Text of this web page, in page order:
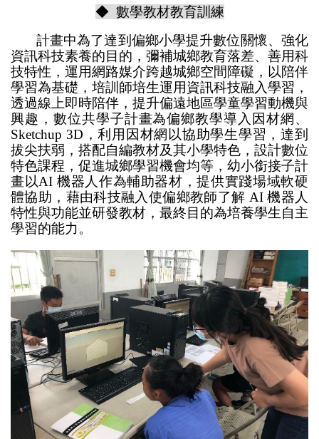
◆ 數學教材教育訓練
計畫中為了達到偏鄉小學提升數位關懷、強化
資訊科技素養的目的，彌補城鄉教育落差、善用科
技特性，運用網路媒介跨越城鄉空間障礙，以陪伴
學習為基礎，培訓師培生運用資訊科技融入學習，
透過線上即時陪伴，提升偏遠地區學童學習動機與
興趣，數位共學子計畫為偏鄉教學導入因材網、
Sketchup 3D，利用因材網以協助學生學習，達到
拔尖扶弱，搭配自編教材及其小學特色，設計數位
特色課程，促進城鄉學習機會均等，幼小銜接子計
畫以AI 機器人作為輔助器材，提供實踐場域軟硬
體協助，藉由科技融入使偏鄉教師了解 AI 機器人
特性與功能並研發教材，最終目的為培養學生自主
學習的能力。